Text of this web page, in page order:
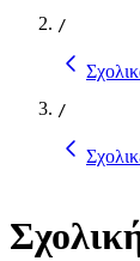
/
/